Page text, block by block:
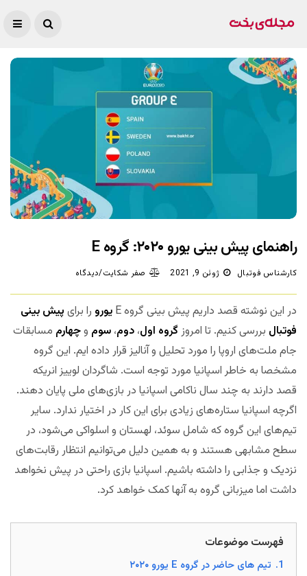
راهنمای پیش بینی یورو ۲۰۲۰: گروه E
کارشناس فوتبال ژوئن 9, 2021 صفر شکایت/دیدگاه
در این نوشته قصد داریم پیش بینی گروه E یورو را برای پیش بینی
فوتبال بررسی کنیم. تا امروز گروه اول، دوم، سوم وچهارم مسابقات
جام ملت‌های اروپا را مورد تحلیل و آنالیز قرار داده ایم. این گروه
مشخصا به خاطر اسپانیا مورد توجه است. شاگردان لوییز انریکه
قصد دارند به چند سال ناکامی اسپانیا در بازی‌های ملی پایان دهند.
اگرچه اسپانیا ستاره‌های زیادی برای این کار در اختیار ندارد. سایر
تیم‌های این گروه که شامل سوئد، لهستان و اسلواکی می‌شود، در
سطح مشابهی هستند و به همین دلیل می‌توانیم انتظار رقابت‌های
نزدیک و جذابی را داشته باشیم. اسپانیا بازی راحتی در پیش نخواهد
داشت اما میزبانی گروه به آنها کمک خواهد کرد.
فهرست موضوعات
1. تیم های حاضر در گروه E یورو ۲۰۲۰